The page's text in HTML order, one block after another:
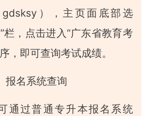
），主页面底部选
栏，点击进入“广东省教育考
，即可查询考试成绩。
报名系统查询
通过普通专升本报名系统